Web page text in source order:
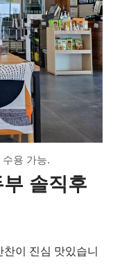
용 가능.
솔직후
이 진심 맛있습니